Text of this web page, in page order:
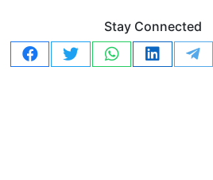
Stay Connected